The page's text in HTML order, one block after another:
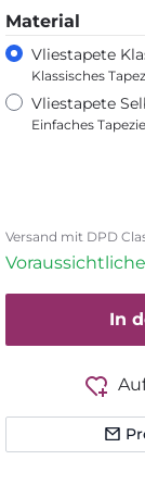
Material
Vliestapete
Klassisches
Vliestapete
Einfaches
Versand mit DPD
In